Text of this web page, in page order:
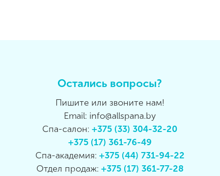
Остались вопросы?
Пишите или звоните нам!
Email: info@allspana.by
Спа-салон:+375 (33) 304-32-20
+375 (17) 361-76-49
Спа-академия: +375 (44) 731-94-22
Отдел продаж: +375 (17) 361-77-28